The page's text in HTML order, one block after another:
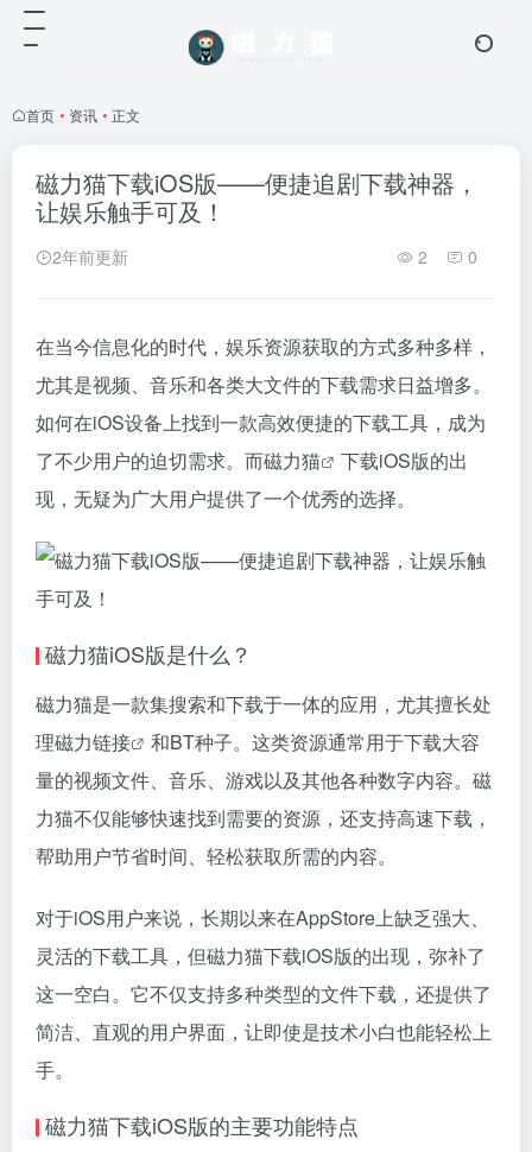
首页 • 资讯 • 正文
磁力猫下载iOS版——便捷追剧下载神器，
让娱乐触手可及！
2年前更新 2 0
在当今信息化的时代，娱乐资源获取的方式多种多样，
尤其是视频、音乐和各类大文件的下载需求日益增多。
如何在iOS设备上找到一款高效便捷的下载工具，成为
了不少用户的迫切需求。而磁力猫
下载iOS版的出
现，无疑为广大用户提供了一个优秀的选择。
磁力猫iOS版是什么？
磁力猫是一款集搜索和下载于一体的应用，尤其擅长处
理磁力链接
和BT种子。这类资源通常用于下载大容
量的视频文件、音乐、游戏以及其他各种数字内容。 磁
力猫不仅能够快速找到需要的资源，还支持高速下载，
帮助用户节省时间、轻松获取所需的内容。
对于iOS用户来说，长期以来在AppStore上缺乏强大、
灵活的下载工具，但磁力猫下载iOS版的出现，弥补了
这一空白。它不仅支持多种类型的文件下载，还提供了
简洁、直观的用户界面，让即使是技术小白也能轻松上
手。
磁力猫下载iOS版的主要功能特点